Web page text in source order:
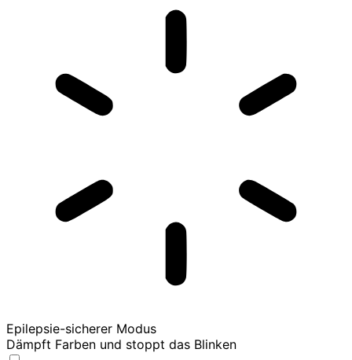
Epilepsie-sicherer Modus
Dämpft Farben und stoppt das Blinken